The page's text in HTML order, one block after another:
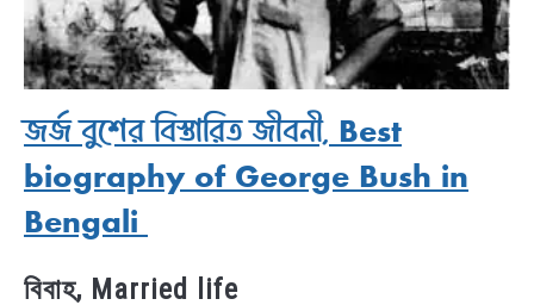
জর্জ বুশের বিস্তারিত জীবনী, Best
biography of George Bush in
Bengali
বিবাহ, Married life